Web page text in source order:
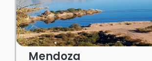
Mendoza